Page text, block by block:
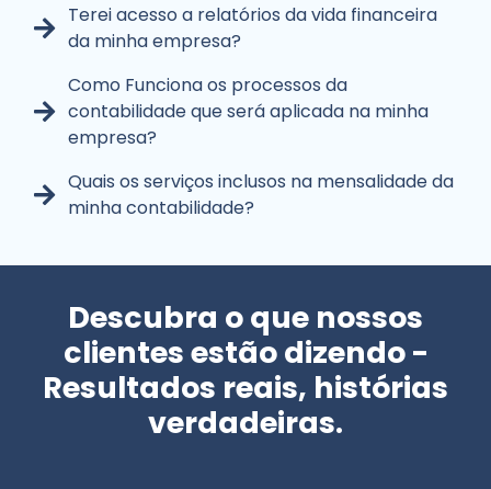
Terei acesso a relatórios da vida financeira
da minha empresa?
Como Funciona os processos da
contabilidade que será aplicada na minha
empresa?
Quais os serviços inclusos na mensalidade da
minha contabilidade?
Descubra o que nossos
clientes estão dizendo -
Resultados reais, histórias
verdadeiras.